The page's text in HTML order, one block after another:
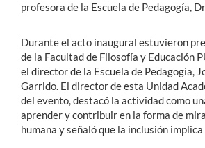
profesora de la Escuela de Pedagogía,
Durante el acto inaugural estuvieron
de la Facultad de Filosofía y Educación
el director de la Escuela de Pedagogía,
Garrido. El director de esta Unidad
del evento, destacó la actividad como
aprender y contribuir en la forma de
humana y señaló que la inclusión